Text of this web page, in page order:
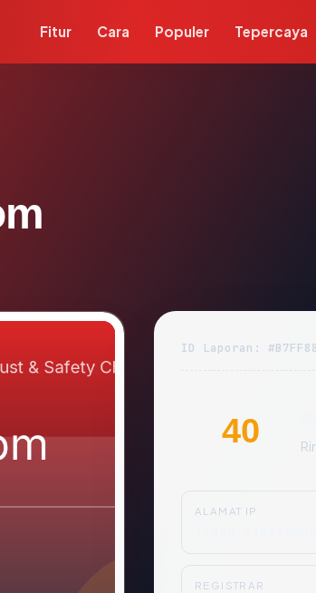
Fitur Cara Populer Tepercaya
ID Laporan:
40
ALAMAT IP
REGISTRAR